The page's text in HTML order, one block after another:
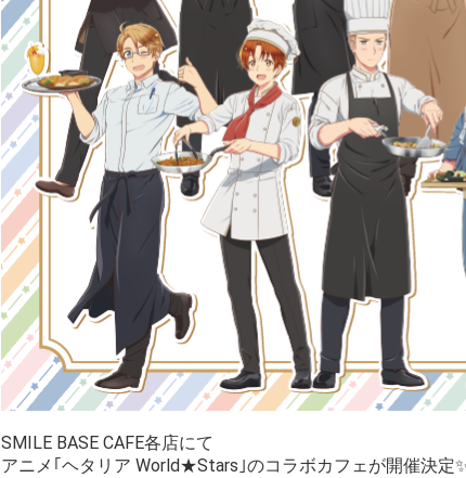
SMILE BASE CAFE各店にて
アニメ｢ヘタリア World★Stars｣のコラボカフェが開催決定✨